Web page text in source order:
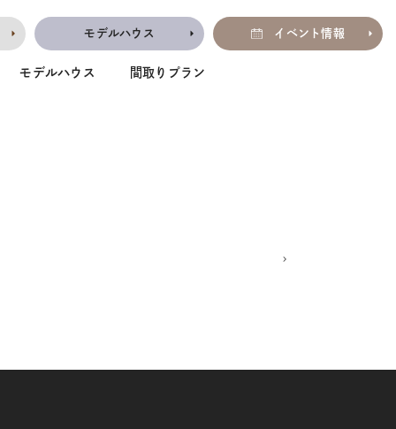
モデルハウス イベント情報
モデルハウス 間取りプラン